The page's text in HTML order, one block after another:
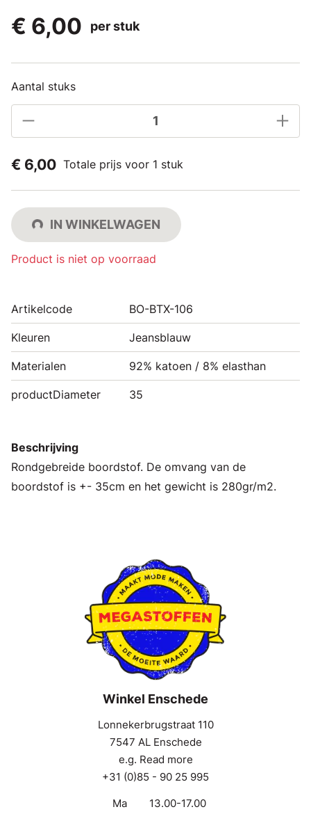
€ 6,00 per stuk
Aantal stuks
€ 6,00 Totale prijs voor 1 stuk
IN WINKELWAGEN
Product is niet op voorraad
Artikelcode BO-BTX-106
Kleuren Jeansblauw
Materialen 92% katoen / 8% elasthan
productDiameter 35
Beschrijving
Rondgebreide boordstof. De omvang van de
boordstof is +- 35cm en het gewicht is 280gr/m2.
Winkel Enschede
Lonnekerbrugstraat 110
7547 AL Enschede
e.g. Read more
+31 (0)85 - 90 25 995
Ma
13.00-17.00